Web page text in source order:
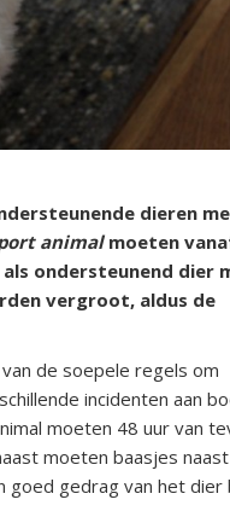
dieren
animalmoeten
ondersteunend dier
vergroot, aldus de
de soepele regels om
incidenten aan
moeten 48 uur van
moeten baasjes
gedrag van het dier